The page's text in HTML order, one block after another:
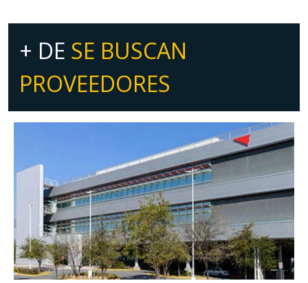
+ DE SE BUSCAN
PROVEEDORES